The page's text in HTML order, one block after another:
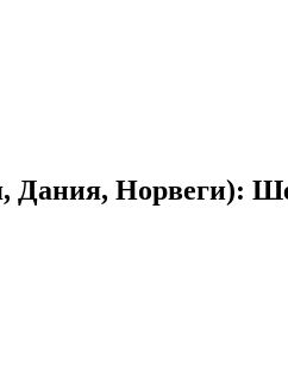
Норвеги):